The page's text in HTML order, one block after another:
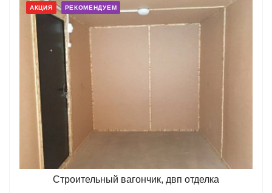
АКЦИЯ РЕКОМЕНДУЕМ
Строительный вагончик, двп отделка